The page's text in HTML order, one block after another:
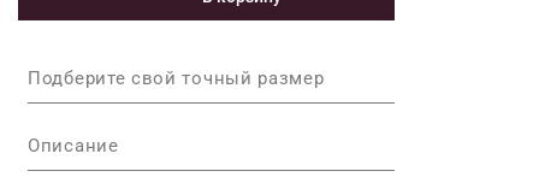
Подберите свой точный размер
Описание